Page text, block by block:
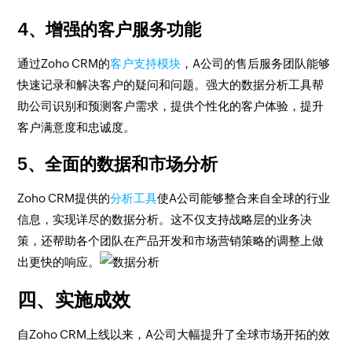
4、增强的客户服务功能
通过Zoho CRM的客户支持模块 ，A公司的售后服务团队能够
快速记录和解决客户的疑问和问题。强大的数据分析工具帮
助公司识别和预测客户需求，提供个性化的客户体验，提升
客户满意度和忠诚度。
5、全面的数据和市场分析
Zoho CRM提供的分析工具使A公司能够整合来自全球的行业
信息，实现详尽的数据分析。这不仅支持战略层的业务决
策，还帮助各个团队在产品开发和市场营销策略的调整上做
出更快的响应。
四、实施成效
自Zoho CRM上线以来，A公司大幅提升了全球市场开拓的效